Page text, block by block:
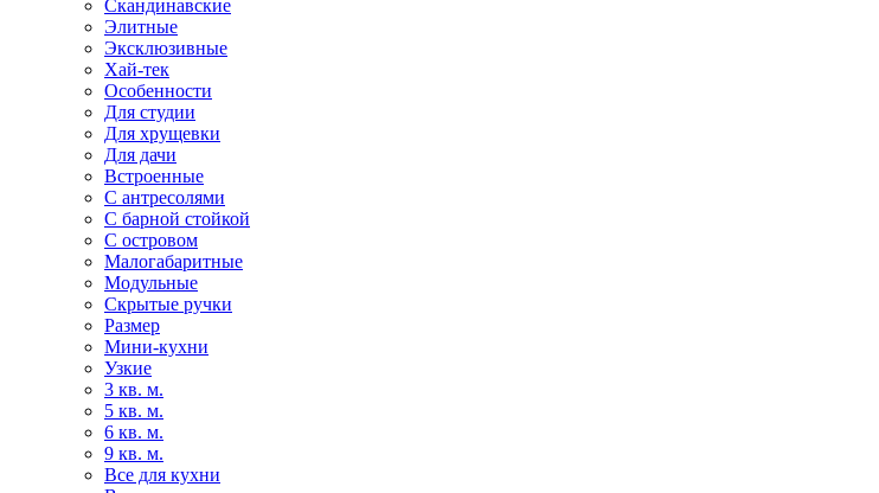
Скандинавские
Элитные
Эксклюзивные
Хай-тек
Особенности
Для студии
Для хрущевки
Для дачи
Встроенные
С антресолями
С барной стойкой
С островом
Малогабаритные
Модульные
Скрытые ручки
Размер
Мини-кухни
Узкие
3 кв. м.
5 кв. м.
6 кв. м.
9 кв. м.
Все для кухни